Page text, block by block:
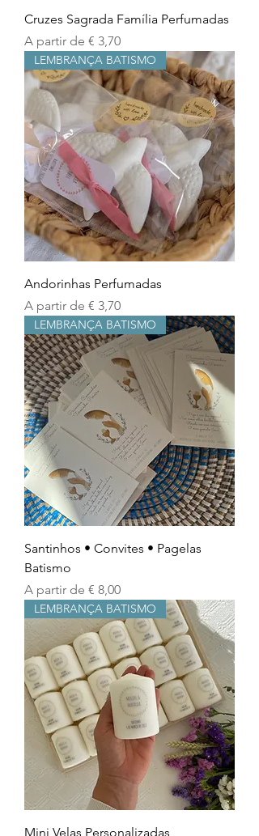
Cruzes Sagrada Família Perfumadas
A partir de € 3,70
Preço promocional
LEMBRANÇA BATISMO
Andorinhas Perfumadas
A partir de € 3,70
Preço promocional
LEMBRANÇA BATISMO
Santinhos • Convites • Pagelas
Batismo
A partir de € 8,00
Preço promocional
LEMBRANÇA BATISMO
Mini Velas Personalizadas